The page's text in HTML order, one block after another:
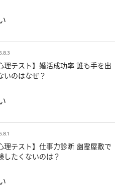
理テスト】婚活成功率 誰も手を出
いのはなぜ？
理テスト】仕事力診断 幽霊屋敷で
したくないのは？